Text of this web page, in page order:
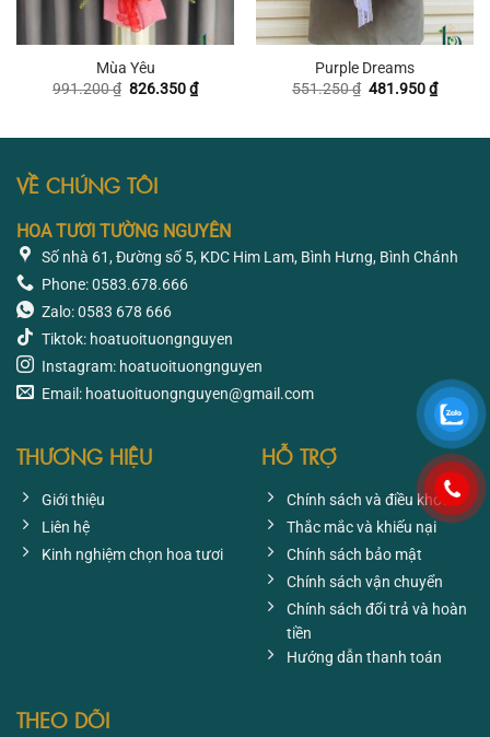
Mùa Yêu
991.200₫ Giá
826.350₫Giá
hiện
Purple Dreams
551.250₫ Giá
481.950₫Giá
hiện
VỀ CHÚNG TÔI
HOA TƯƠI TƯỜNG NGUYÊN
Số nhà 61, Đường số 5, KDC Him Lam, Bình Hưng, Bình Chánh
Phone: 0583.678.666
Zalo: 0583 678 666
Tiktok: hoatuoituongnguyen
Instagram: hoatuoituongnguyen
Email: hoatuoituongnguyen@gmail.com
THƯƠNG HIỆU
Giới thiệu
Liên hệ
Kinh nghiệm chọn hoa tươi
HỖ TRỢ
Chính sách và điều khoản
Thắc mắc và khiếu nại
Chính sách bảo mật
Chính sách vận chuyển
Chính sách đổi trả và hoàn
tiền
Hướng dẫn thanh toán
THEO DÕI